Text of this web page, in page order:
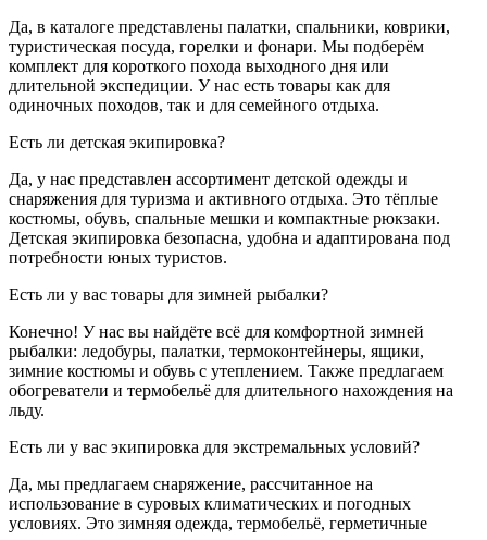
Да, в каталоге представлены палатки, спальники, коврики,
туристическая посуда, горелки и фонари. Мы подберём
комплект для короткого похода выходного дня или
длительной экспедиции. У нас есть товары как для
одиночных походов, так и для семейного отдыха.
Есть ли детская экипировка?
Да, у нас представлен ассортимент детской одежды и
снаряжения для туризма и активного отдыха. Это тёплые
костюмы, обувь, спальные мешки и компактные рюкзаки.
Детская экипировка безопасна, удобна и адаптирована под
потребности юных туристов.
Есть ли у вас товары для зимней рыбалки?
Конечно! У нас вы найдёте всё для комфортной зимней
рыбалки: ледобуры, палатки, термоконтейнеры, ящики,
зимние костюмы и обувь с утеплением. Также предлагаем
обогреватели и термобельё для длительного нахождения на
льду.
Есть ли у вас экипировка для экстремальных условий?
Да, мы предлагаем снаряжение, рассчитанное на
использование в суровых климатических и погодных
условиях. Это зимняя одежда, термобельё, герметичные